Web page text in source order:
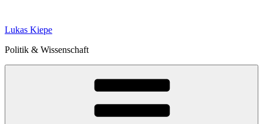
springen
Lukas Kiepe
Politik & Wissenschaft